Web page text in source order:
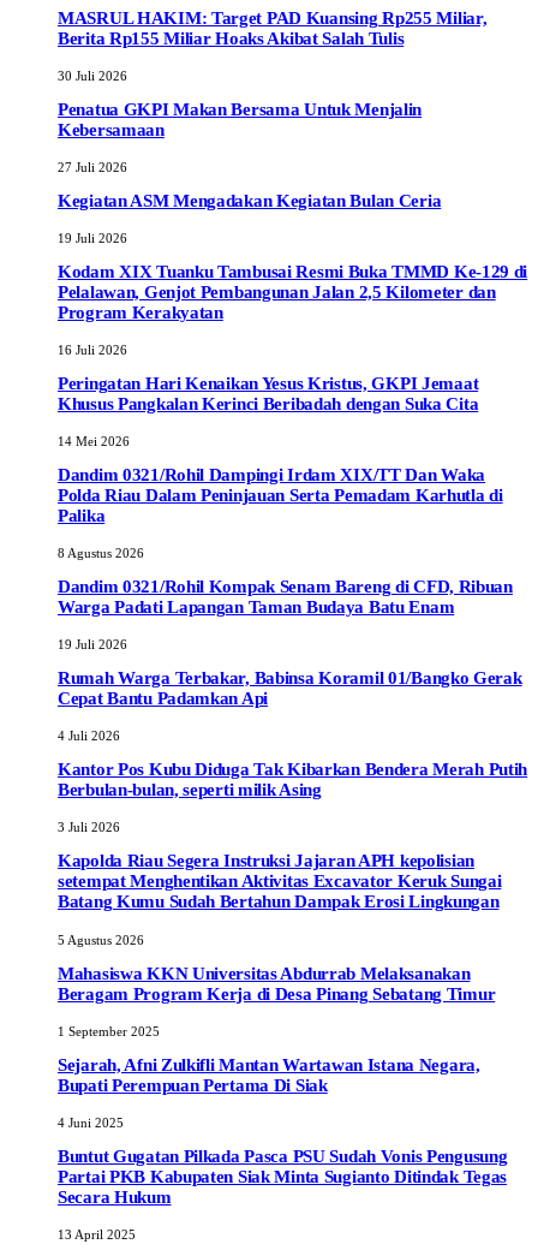
MASRUL HAKIM: Target PAD Kuansing Rp255 Miliar,
Berita Rp155 Miliar Hoaks Akibat Salah Tulis
30 Juli 2026
Penatua GKPI Makan Bersama Untuk Menjalin
Kebersamaan
27 Juli 2026
Kegiatan ASM Mengadakan Kegiatan Bulan Ceria
19 Juli 2026
Kodam XIX Tuanku Tambusai Resmi Buka TMMD Ke-129 di
Pelalawan, Genjot Pembangunan Jalan 2,5 Kilometer dan
Program Kerakyatan
16 Juli 2026
Peringatan Hari Kenaikan Yesus Kristus, GKPI Jemaat
Khusus Pangkalan Kerinci Beribadah dengan Suka Cita
14 Mei 2026
Dandim 0321/Rohil Dampingi Irdam XIX/TT Dan Waka
Polda Riau Dalam Peninjauan Serta Pemadam Karhutla di
Palika
8 Agustus 2026
Dandim 0321/Rohil Kompak Senam Bareng di CFD, Ribuan
Warga Padati Lapangan Taman Budaya Batu Enam
19 Juli 2026
Rumah Warga Terbakar, Babinsa Koramil 01/Bangko Gerak
Cepat Bantu Padamkan Api
4 Juli 2026
Kantor Pos Kubu Diduga Tak Kibarkan Bendera Merah Putih
Berbulan-bulan, seperti milik Asing
3 Juli 2026
Kapolda Riau Segera Instruksi Jajaran APH kepolisian
setempat Menghentikan Aktivitas Excavator Keruk Sungai
Batang Kumu Sudah Bertahun Dampak Erosi Lingkungan
5 Agustus 2026
Mahasiswa KKN Universitas Abdurrab Melaksanakan
Beragam Program Kerja di Desa Pinang Sebatang Timur
1 September 2025
Sejarah, Afni Zulkifli Mantan Wartawan Istana Negara,
Bupati Perempuan Pertama Di Siak
4 Juni 2025
Buntut Gugatan Pilkada Pasca PSU Sudah Vonis Pengusung
Partai PKB Kabupaten Siak Minta Sugianto Ditindak Tegas
Secara Hukum
13 April 2025